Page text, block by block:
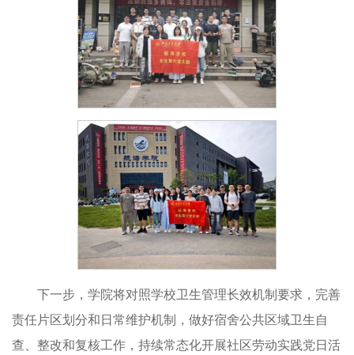
下一步，学院将对照学校卫生管理长效机制要求，完善
责任片区划分和日常维护机制，做好宿舍公共区域卫生自
查、整改和复核工作，持续常态化开展社区劳动实践党日活